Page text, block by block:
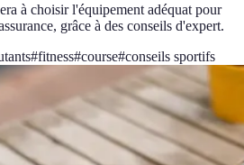
à choisir l'équipement adéquat pour
grâce à des conseils d'expert.
#fitness#course#conseils sportifs